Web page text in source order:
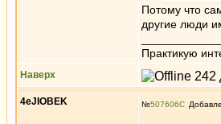
Потому что
другие люди
Практикую
Наверх
4eJIOBEK №507606